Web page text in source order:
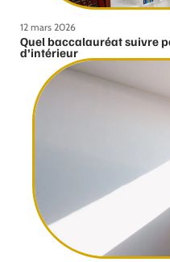
12 mars 2026
Quel baccalauréat suivre
d’intérieur